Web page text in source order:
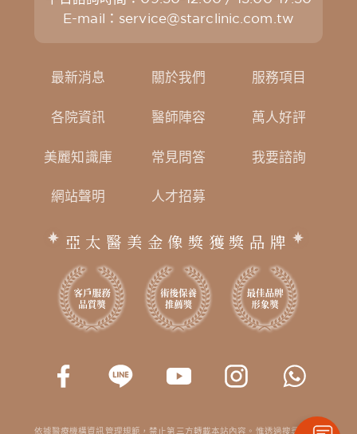
E-mail： service@starclinic.com.tw
最新消息 關於我們 服務項目
各院資訊 醫師陣容 萬人好評
美麗知識庫 常見問答 我要諮詢
網站聲明 人才招募
亞太醫美金像獎獲獎品牌
依據醫療機構資訊管理規範，禁止第三方轉載本站內容。惟透過搜尋